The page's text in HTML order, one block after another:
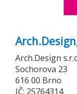
Arch.Design
Sochorova 23
616 00 Brno
IČ: 25764314